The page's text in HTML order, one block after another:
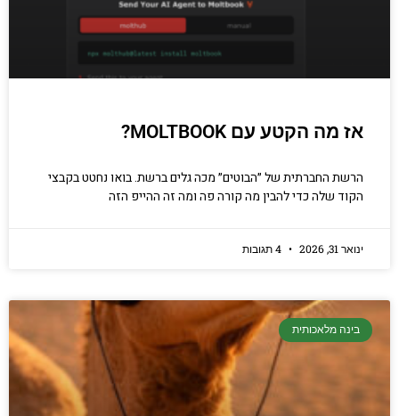
הכנסו עכשיו
אז מה הקטע עם MOLTBOOK?
הרשת החברתית של ״הבוטים״ מכה גלים ברשת. בואו נחטט בקבצי
הקוד שלה כדי להבין מה קורה פה ומה זה ההייפ הזה
ינואר 31, 2026
בינה מלאכותית